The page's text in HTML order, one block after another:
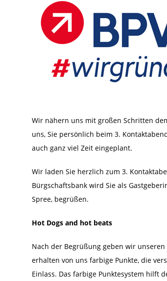
Wir nähern uns mit großen Schritten
uns, Sie persönlich beim 3.
auch ganz viel Zeit eingeplant.
Wir laden Sie herzlich zum 3.
Bürgschaftsbank wird Sie als
Spree, begrüßen.
Hot Dogs and hot beats
Nach der Begrüßung geben wir
erhalten von uns farbige Punkte, die
Einlass. Das farbige Punktesystem hilft